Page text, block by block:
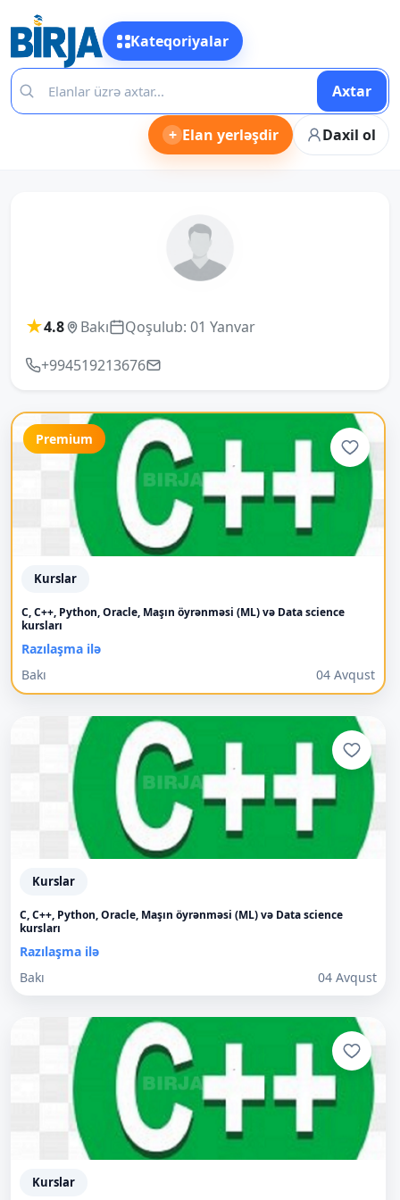
Kateqoriyalar
Axtar
+ Elan yerləşdir Daxil ol
★4.8 Bakı
Qoşulub: 01 Yanvar
+994519213676
Premium
Kurslar
C, C++, Python, Oracle, Maşın öyrənməsi (ML) və Data science
kursları
Razılaşma ilə
Bakı
04 Avqust
Kurslar
C, C++, Python, Oracle, Maşın öyrənməsi (ML) və Data science
kursları
Razılaşma ilə
Bakı
04 Avqust
Kurslar